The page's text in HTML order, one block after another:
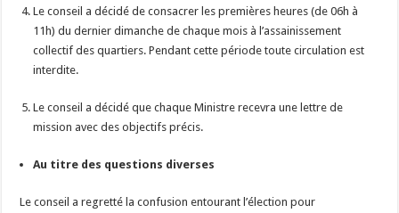
Le conseil a décidé de consacrer les premières heures (de 06h à
11h) du dernier dimanche de chaque mois à l’assainissement
collectif des quartiers. Pendant cette période toute circulation est
interdite.
Le conseil a décidé que chaque Ministre recevra une lettre de
mission avec des objectifs précis.
Au titre des questions diverses
Le conseil a regretté la confusion entourant l’élection pour